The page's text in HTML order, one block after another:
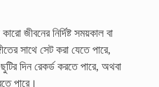
জীবনের নির্দিষ্ট সময়কাল বা
সাথে সেট করা যেতে পারে,
দিন রেকর্ড করতে পারে, অথবা
পারে।